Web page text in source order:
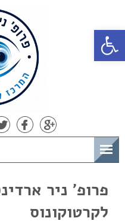
פתח סרגל נגישות
פרופ' ניר
לקרטוקונוס